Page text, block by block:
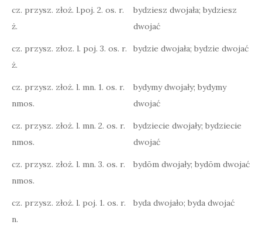
cz. przysz. złoż. l.poj. 2. os. r.
ż.
bydziesz dwojała; bydziesz
dwojać
cz. przysz. złoz. l. poj. 3. os. r.
ż.
bydzie dwojała; bydzie dwojać
cz. przysz. złoż. l. mn. 1. os. r.
nmos.
bydymy dwojały; bydymy
dwojać
cz. przysz. złoż. l. mn. 2. os. r.
nmos.
bydziecie dwojały; bydziecie
dwojać
cz. przysz. złoż. l. mn. 3. os. r.
nmos.
bydōm dwojały; bydōm dwojać
cz. przysz. złoż. l. poj. 1. os. r.
n.
byda dwojało; byda dwojać